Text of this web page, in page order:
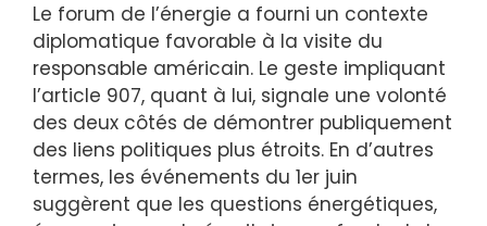
Le forum de l’énergie a fourni un contexte
diplomatique favorable à la visite du
responsable américain. Le geste impliquant
l’article 907, quant à lui, signale une volonté
des deux côtés de démontrer publiquement
des liens politiques plus étroits. En d’autres
termes, les événements du 1er juin
suggèrent que les questions énergétiques,